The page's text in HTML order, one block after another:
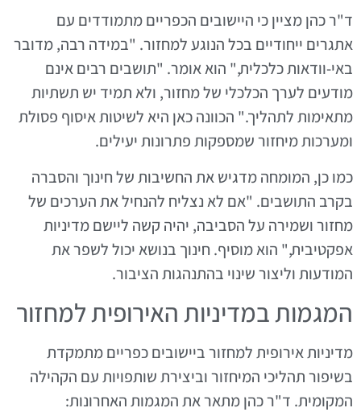
ד"ר כהן מציין כי היישובים הכפריים מתמודדים עם
אתגרים ייחודיים בכל הנוגע למחזור. "במידה רבה, מדובר
באי-וודאות כלכלית," הוא אומר. "תושבים רבים אינם
מודעים לערך הכלכלי של מחזור, ולא תמיד יש תשתיות
מתאימות לתהליך." הכוונה כאן היא לשיטות איסוף פסולת
ומערכות מיחזור שמספקות פתרונות יעילים.
כמו כן, המומחה מדגיש את החשיבות של חינוך והסברה
בקרב התושבים. "אם לא נצליח להנחיל את הערכים של
מחזור ושמירה על הסביבה, יהיה קשה ליישם מדיניות
אפקטיבית," הוא מוסיף. חינוך בנושא יכול לשפר את
המודעות וליצור שינוי בהתנהגות הציבור.
המגמות במדיניות האירופית למחזור
מדיניות אירופית למחזור ביישובים כפריים מתמקדת
בשיפור תהליכי המיחזור וביצירת שותפויות עם הקהילה
המקומית. ד"ר כהן מתאר את המגמות האחרונות: